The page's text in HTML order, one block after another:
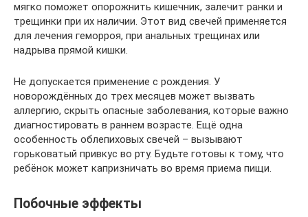
мягко поможет опорожнить кишечник, залечит ранки и
трещинки при их наличии. Этот вид свечей применяется
для лечения геморроя, при анальных трещинах или
надрыва прямой кишки.
Не допускается применение с рождения. У
новорождённых до трех месяцев может вызвать
аллергию, скрыть опасные заболевания, которые важно
диагностировать в раннем возрасте. Ещё одна
особенность облепиховых свечей – вызывают
горьковатый привкус во рту. Будьте готовы к тому, что
ребёнок может капризничать во время приема пищи.
Побочные эффекты